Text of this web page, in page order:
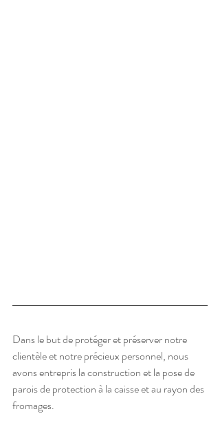
Dans le but de protéger et préserver notre
clientèle et notre précieux personnel, nous
avons entrepris la construction et la pose de
parois de protection à la caisse et au rayon des
fromages.